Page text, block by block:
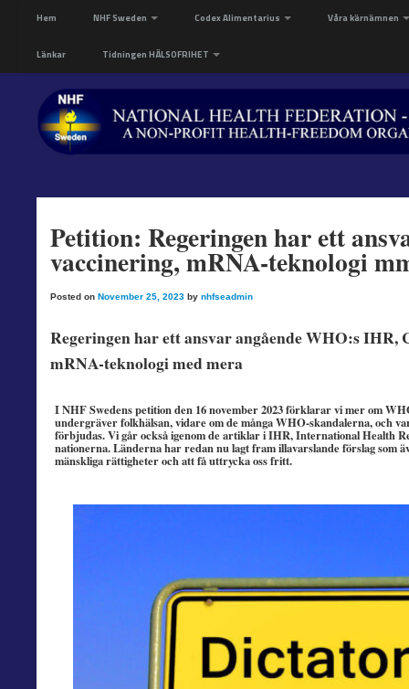
Hem NHF Sweden Codex Alimentarius Våra kärnämnen
Länkar Tidningen HÄLSOFRIHET
Petition: Regeringen har ett
vaccinering, mRNA-teknologi
Posted on November 25, 2023 by nhfseadmin
Regeringen har ett ansvar angående WHO:s IHR,
mRNA-teknologi med mera
I NHF Swedens petition den 16 november 2023 förklarar vi mer om
undergräver folkhälsan, vidare om de många WHO-skandalerna, och
förbjudas. Vi går också igenom de artiklar i IHR, International Health
nationerna. Länderna har redan nu lagt fram illavarslande förslag som
mänskliga rättigheter och att få uttrycka oss fritt.